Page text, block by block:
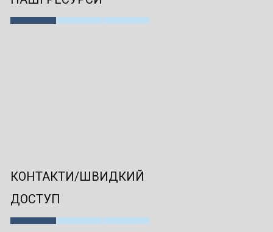
КОНТАКТИ/ШВИДКИЙ
ДОСТУП